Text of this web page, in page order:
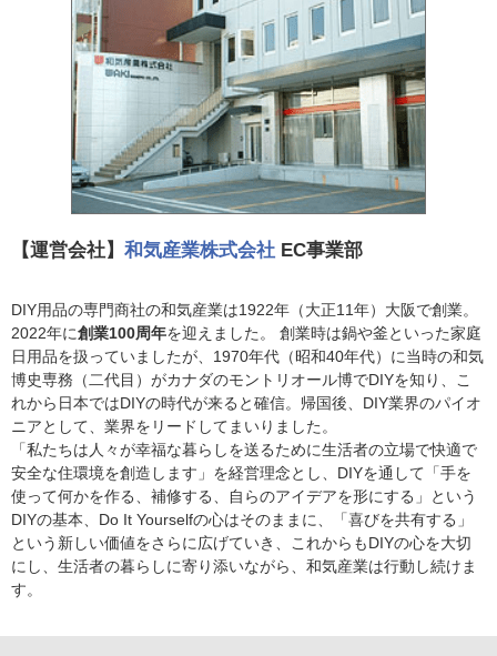
【運営会社】 和気産業株式会社 EC事業部
DIY用品の専門商社の和気産業は1922年（大正11年）大阪で創業。
2022年に創業100周年を迎えました。 創業時は鍋や釜といった家庭
日用品を扱っていましたが、1970年代（昭和40年代）に当時の和気
博史専務（二代目）がカナダのモントリオール博でDIYを知り、こ
れから日本ではDIYの時代が来ると確信。帰国後、DIY業界のパイオ
ニアとして、業界をリードしてまいりました。
「私たちは人々が幸福な暮らしを送るために生活者の立場で快適で
安全な住環境を創造します」を経営理念とし、DIYを通して「手を
使って何かを作る、補修する、自らのアイデアを形にする」という
DIYの基本、Do It Yourselfの心はそのままに、「喜びを共有する」
という新しい価値をさらに広げていき、これからもDIYの心を大切
にし、生活者の暮らしに寄り添いながら、和気産業は行動し続けま
す。